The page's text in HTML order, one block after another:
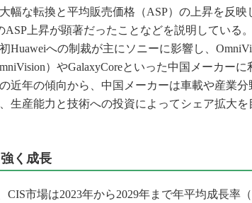
幅な転換と平均販売価格（ASP）の上昇を反映
ASP上昇が顕著だったことなどを説明している
Huaweiへの制裁が主にソニーに影響し、
）やGalaxyCoreといった中国メーカー
近年の傾向から、中国メーカーは車載や産業分
生産能力と技術への投資によってシェア拡大を
く成長
市場は2023年から2029年まで年平均成長率